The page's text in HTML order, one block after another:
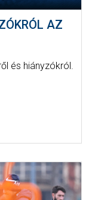
AZ
és hiányzókról.